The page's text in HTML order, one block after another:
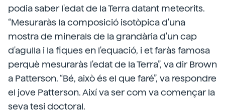
podia saber l'edat de la Terra datant meteorits.
“Mesuraràs la composició isotòpica d'una
mostra de minerals de la grandària d'un cap
d'agulla i la fiques en l'equació, i et faràs famosa
perquè mesuraràs l'edat de la Terra”, va dir Brown
a Patterson. “Bé, això és el que faré”, va respondre
el jove Patterson. Així va ser com va començar la
seva tesi doctoral.